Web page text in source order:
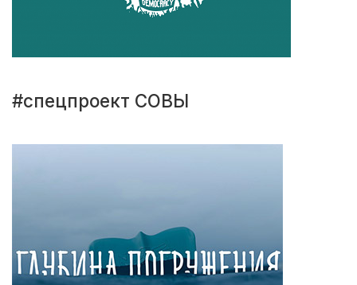
#спецпроект СОВЫ